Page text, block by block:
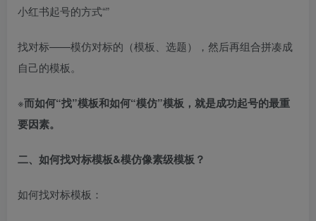
小红书起号的方式“”​
找对标——模仿对标的（模板、选题），然后再组合拼凑成
自己的模板。​
※而如何“找”模板和如何“模仿”模板，就是成功起号的最重
要因素。
二、如何找对标模板&模仿像素级模板？​
如何找对标模板：​